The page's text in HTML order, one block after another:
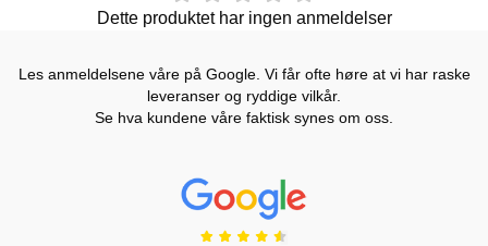
Dette produktet har ingen anmeldelser
Les anmeldelsene våre på Google. Vi får ofte høre at vi har raske
leveranser og ryddige vilkår.
Se hva kundene våre faktisk synes om oss.
Prisjakt Vurdering: 4.6 Stjerne